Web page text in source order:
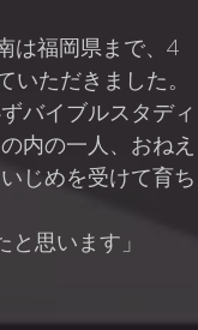
ただきました。
バイブルスタディ
内の一人、おねえ
じめを受けて育ち
思います」